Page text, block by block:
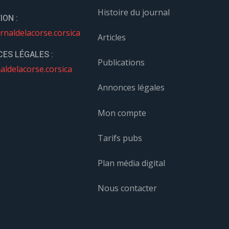
:
LÉGALES :
Histoire du journal
Articles
Publications
Annonces légales
Mon compte
Tarifs pubs
Plan média digital
Nous contacter